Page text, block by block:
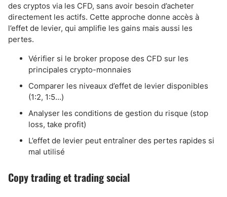
des cryptos via les CFD, sans avoir besoin d’acheter
directement les actifs. Cette approche donne accès à
l’effet de levier, qui amplifie les gains mais aussi les
pertes.
Vérifier si le broker propose des CFD sur les
principales crypto-monnaies
Comparer les niveaux d’effet de levier disponibles
(1:2, 1:5…)
Analyser les conditions de gestion du risque (stop
loss, take profit)
L’effet de levier peut entraîner des pertes rapides si
mal utilisé
Copy trading et trading social